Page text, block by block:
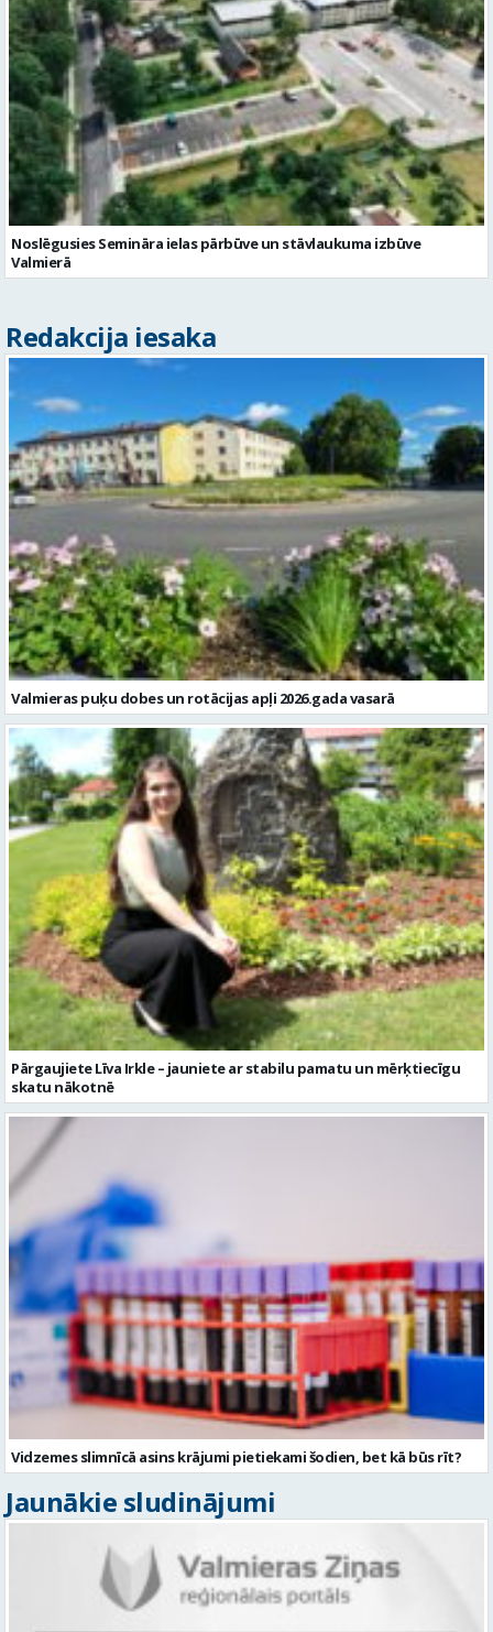
Noslēgusies Semināra ielas pārbūve un stāvlaukuma izbūve
Valmierā
Redakcija iesaka
Valmieras puķu dobes un rotācijas apļi 2026.gada vasarā
Pārgaujiete Līva Irkle – jauniete ar stabilu pamatu un mērķtiecīgu
skatu nākotnē
Vidzemes slimnīcā asins krājumi pietiekami šodien, bet kā būs rīt?
Jaunākie sludinājumi